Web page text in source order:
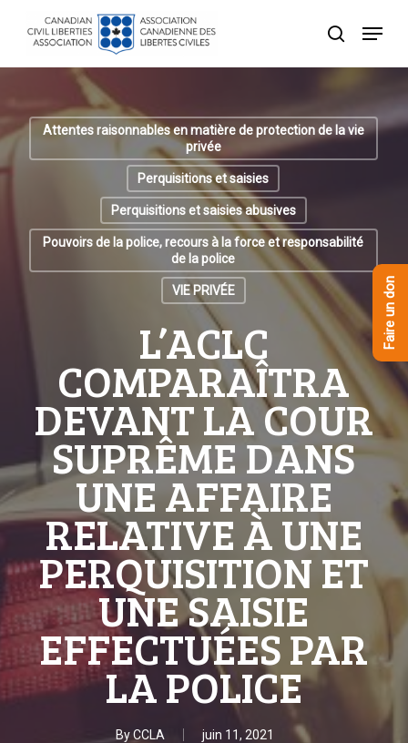
recherche
Menu
Attentes raisonnables en matière de protection de la vie
privée
Perquisitions et saisies
Perquisitions et saisies abusives
Pouvoirs de la police, recours à la force et responsabilité
de la police
VIE PRIVÉE
L’ACLC
COMPARAÎTRA
DEVANT LA COUR
SUPRÊME DANS
UNE AFFAIRE
RELATIVE À UNE
PERQUISITION ET
UNE SAISIE
EFFECTUÉES PAR
LA POLICE
ByCCLA juin 11, 2021
Faire un don